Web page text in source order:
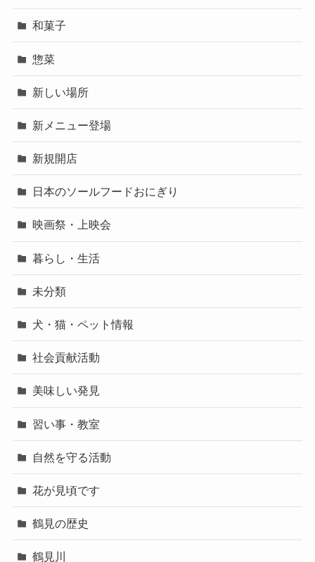
和菓子
惣菜
新しい場所
新メニュー登場
新規開店
日本のソールフードおにぎり
映画祭・上映会
暮らし・生活
未分類
犬・猫・ペット情報
社会貢献活動
美味しい発見
習い事・教室
自然を守る活動
花が見頃です
鶴見の歴史
鶴見川